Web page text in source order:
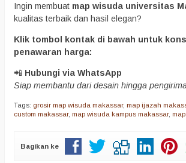
Ingin membuat map wisuda universitas
kualitas terbaik dan hasil elegan?
Klik tombol kontak di bawah untuk
penawaran harga:
📲 Hubungi via WhatsApp
Siap membantu dari desain hingga
Tags: grosir map wisuda makassar, map ijazah
custom makassar, map wisuda kampus makassar,
Bagikan ke